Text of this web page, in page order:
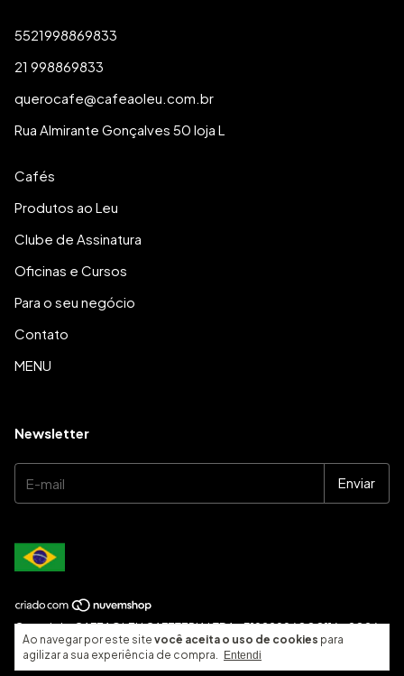
Ao navegar por este site você aceita o uso de cookies para
agilizar a sua experiência de compra.
Entendi
5521998869833
21 998869833
querocafe@cafeaoleu.com.br
Rua Almirante Gonçalves 50 loja L
Cafés
Produtos ao Leu
Clube de Assinatura
Oficinas e Cursos
Para o seu negócio
Contato
MENU
Newsletter
Copyright CAFEAOLEU CAFETERIA LTDA - 31922996000116 - 2026.
Todos os direitos reservados.